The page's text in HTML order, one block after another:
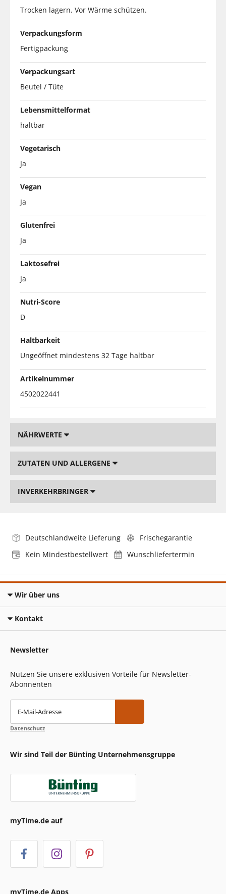
Trocken lagern. Vor Wärme schützen.
Verpackungsform
Fertigpackung
Verpackungsart
Beutel / Tüte
Lebensmittelformat
haltbar
Vegetarisch
Ja
Vegan
Ja
Glutenfrei
Ja
Laktosefrei
Ja
Nutri-Score
D
Haltbarkeit
Ungeöffnet mindestens 32 Tage haltbar
Artikelnummer
4502022441
NÄHRWERTE
ZUTATEN UND ALLERGENE
INVERKEHRBRINGER
Deutschlandweite Lieferung
Frischegarantie
Kein Mindestbestellwert
Wunschliefertermin
Wir über uns
Kontakt
Newsletter
Nutzen Sie unsere exklusiven Vorteile für Newsletter-
Abonnenten
E-Mail-Adresse
Datenschutz
Wir sind Teil der Bünting Unternehmensgruppe
myTime.de auf
myTime.de Apps